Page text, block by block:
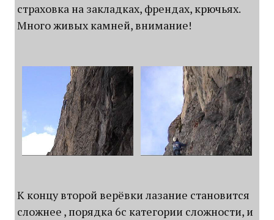
страховка на закладках, френдах, крючьях.
Много живых камней, внимание!
К концу второй верёвки лазание становится
сложнее , порядка 6с категории сложности, и